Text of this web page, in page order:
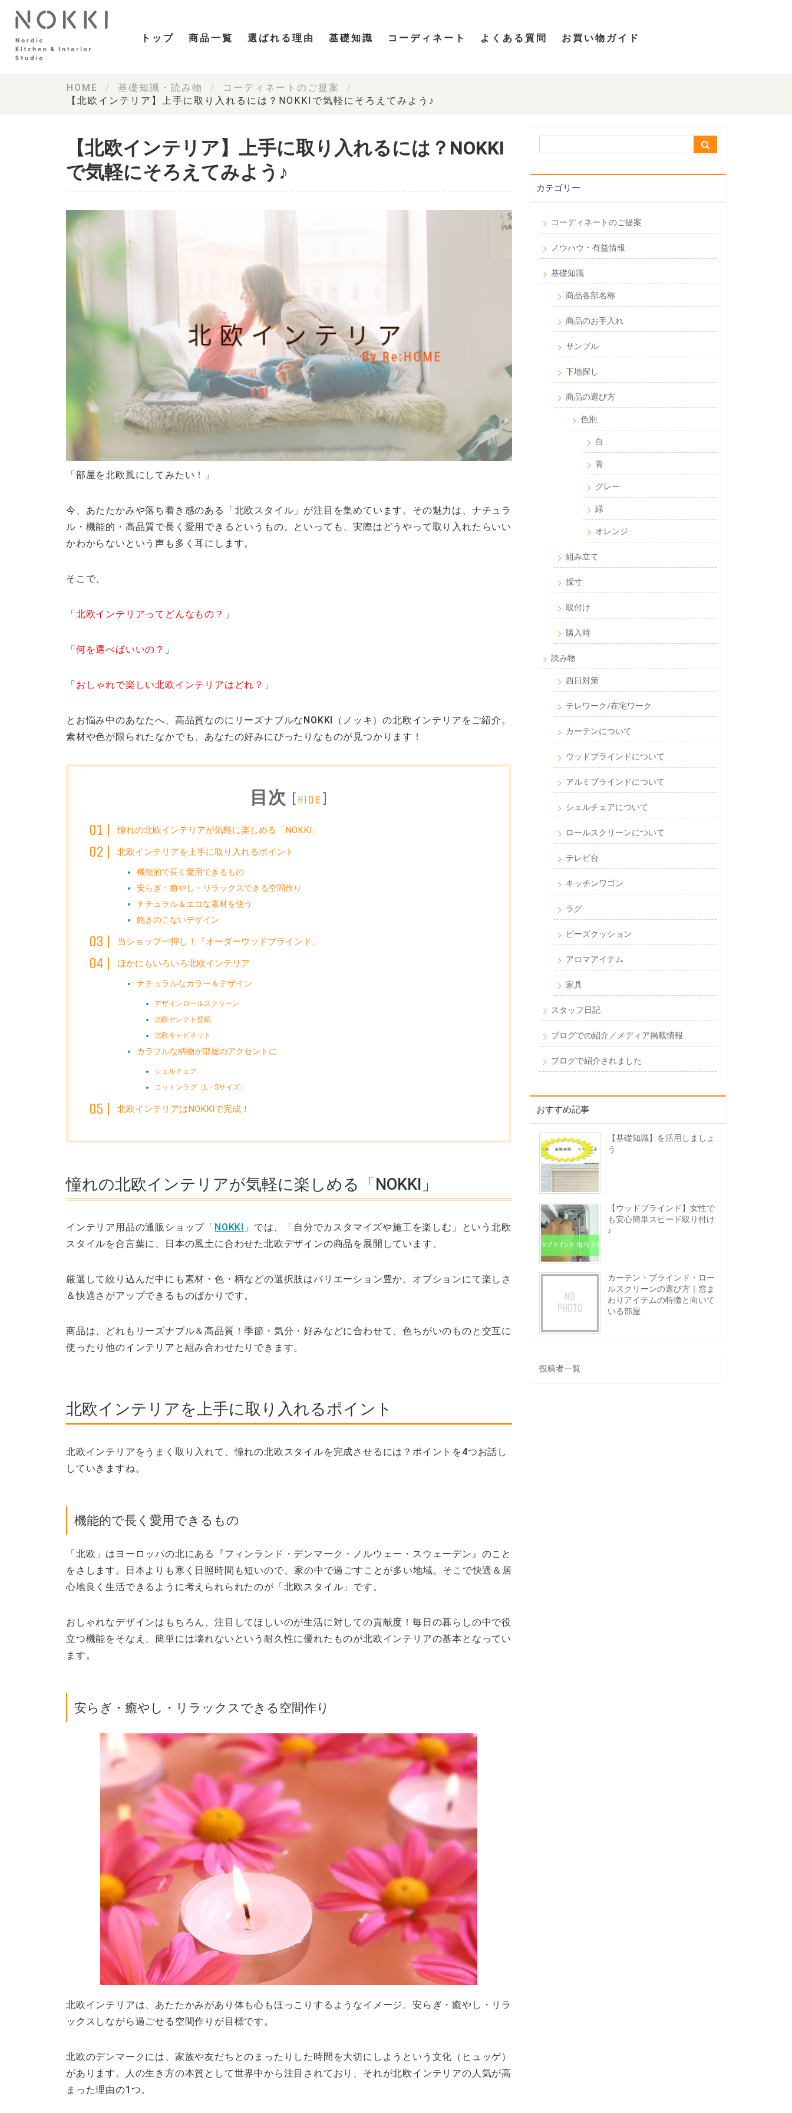
トップ 商品一覧 選ばれる理由 基礎知識 コーディネート よくある質問 お買い物ガイド
HOME 基礎知識・読み物
コーディネートのご提案
【北欧インテリア】上手に取り入れるには？NOKKIで気軽にそろえてみよう♪
【北欧インテリア】上手に取り入れるには？NOKKI
で気軽にそろえてみよう♪
「部屋を北欧風にしてみたい！」
今、あたたかみや落ち着き感のある「北欧スタイル」が注目を集めています。その魅力は、ナチュラ
ル・機能的・高品質で長く愛用できるというもの。といっても、実際はどうやって取り入れたらいい
かわからないという声も多く耳にします。
そこで、
「北欧インテリアってどんなもの？ 」
「何を選べばいいの？ 」
「おしゃれで楽しい北欧インテリアはどれ？ 」
とお悩み中のあなたへ、高品質なのにリーズナブルなNOKKI（ノッキ）の北欧インテリアをご紹介。
素材や色が限られたなかでも、あなたの好みにぴったりなものが見つかります！
目次 [hide ]
憧れの北欧インテリアが気軽に楽しめる「NOKKI」
北欧インテリアを上手に取り入れるポイント
機能的で長く愛用できるもの
安らぎ・癒やし・リラックスできる空間作り
ナチュラル＆エコな素材を使う
飽きのこないデザイン
当ショップ一押し！「オーダーウッドブラインド」
ほかにもいろいろ北欧インテリア
ナチュラルなカラー＆デザイン
デザインロールスクリーン
北欧セレクト壁紙
北欧キャビネット
カラフルな柄物が部屋のアクセントに
シェルチェア
コットンラグ（L・Sサイズ）
北欧インテリアはNOKKIで完成！
憧れの北欧インテリアが気軽に楽しめる「NOKKI」
インテリア用品の通販ショップ「 NOKKI 」では、「自分でカスタマイズや施工を楽しむ」という 北欧
スタイルを合言葉に、日本の風土に合わせた北欧デザインの商品を展開しています。
厳選して絞り込んだ中にも素材・色・柄などの選択肢はバリエーション豊か。オプションにて楽しさ
＆快適さがアップできるものばかりです。
商品は、どれもリーズナブル＆高品質！季節・気分・好みなどに合わせて、色ちがいのものと交互に
使ったり他のインテリアと組み合わせたりできます。
北欧インテリアを上手に取り入れるポイント
北欧インテリアをうまく取り入れて、憧れの北欧スタイルを完成させるには？ポイントを4つお話し
していきますね。
機能的で長く愛用できるもの
「北欧」はヨーロッパの北にある『フィンランド・デンマーク・ノルウェー・スウェーデン』のこと
をさします。日本よりも寒く日照時間も短いので、家の中で過ごすことが多い地域。そこで快適＆居
心地良く生活できるように考えられられたのが「北欧スタイル」です。
おしゃれなデザインはもちろん、注目してほしいのが生活に対しての貢献度！毎日の暮らしの中で役
立つ機能をそなえ、簡単には壊れないという耐久性に優れたものが北欧インテリアの基本となってい
ます。
安らぎ・癒やし・リラックスできる空間作り
北欧インテリアは、あたたかみがあり体も心もほっこりするようなイメージ。安らぎ・癒やし・リラ
ックスしながら過ごせる空間作りが目標です。
北欧のデンマークには、家族や友だちとのまったりした時間を大切にしようという文化（ヒュッゲ）
があります。人の生き方の本質として世界中から注目されており、それが北欧インテリアの人気が高
まった理由の1つ。
カテゴリー
コーディネートのご提案
ノウハウ・有益情報
基礎知識
商品各部名称
商品のお手入れ
サンプル
下地探し
商品の選び方
色別
白
青
グレー
緑
オレンジ
組み立て
採寸
取付け
購入時
読み物
西日対策
テレワーク/在宅ワーク
カーテンについて
ウッドブラインドについて
アルミブラインドについて
シェルチェアについて
ロールスクリーンについて
テレビ台
キッチンワゴン
ラグ
ビーズクッション
アロマアイテム
家具
スタッフ日記
ブログでの紹介／メディア掲載情報
ブログで紹介されました
おすすめ記事
【基礎知識】を活用しましょ
う
【ウッドブラインド】女性で
も安心簡単スピード取り付け
♪
カーテン・ブラインド・ロー
ルスクリーンの選び方｜窓ま
わりアイテムの特徴と向いて
いる部屋
投稿者一覧